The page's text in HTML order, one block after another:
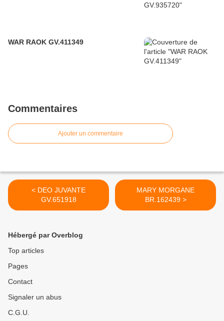
WAR RAOK GV.411349
Commentaires
Ajouter un commentaire
< DEO JUVANTE
GV.651918
MARY MORGANE
BR.162439 >
Hébergé par Overblog
Top articles
Pages
Contact
Signaler un abus
C.G.U.